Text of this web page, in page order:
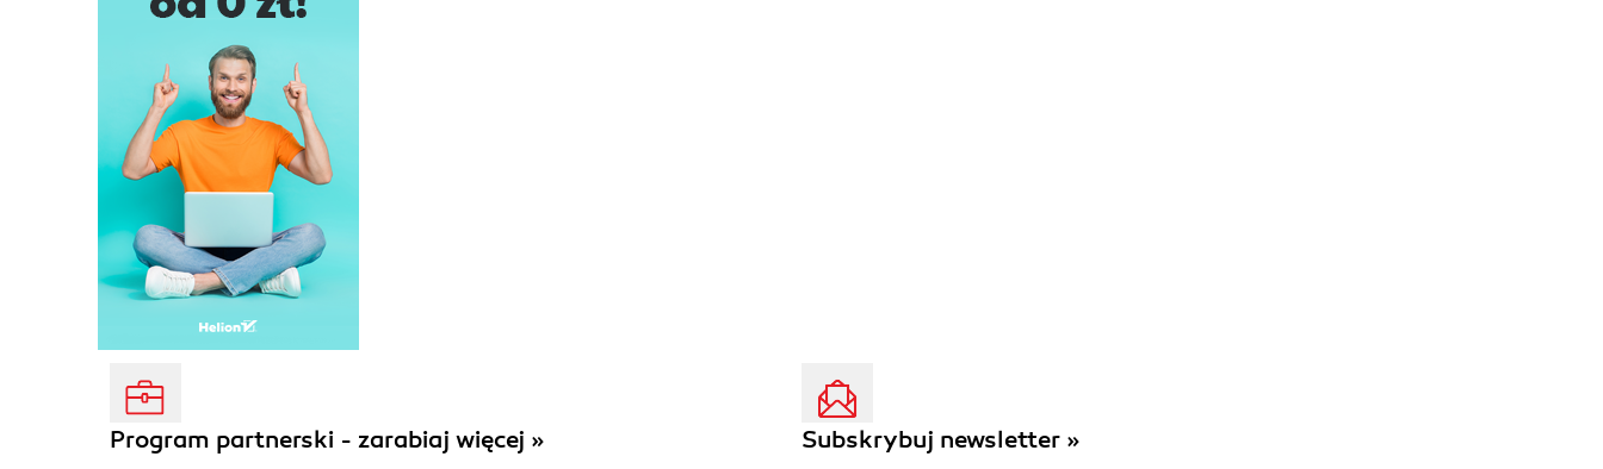
Program partnerski - zarabiaj więcej » Subskrybuj newsletter »